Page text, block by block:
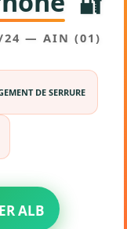
24 — AIN (01)
DE SERRURE
ALB